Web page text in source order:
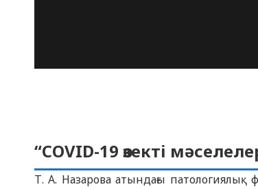
“COVID-19 өзекті
Т. А. Назарова атындағы патологиялық